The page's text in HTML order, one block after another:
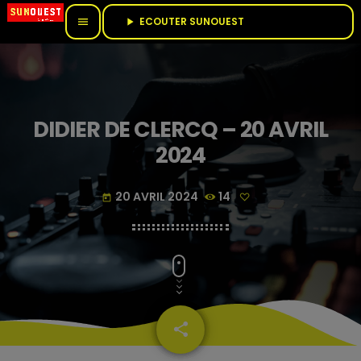
menu play_arrow
DIDIER DE CLERCQ – 20 AVRIL
2024
today 20 AVRIL 2024 14
share
email